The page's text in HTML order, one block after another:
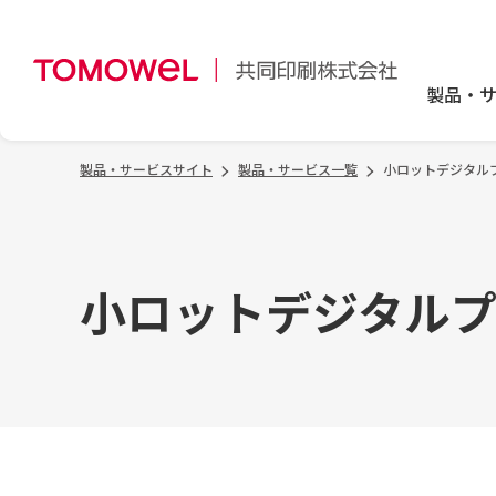
製品・
製品・サービスサイト 製品・サービス一覧 小ロットデジタル
小ロットデジタル